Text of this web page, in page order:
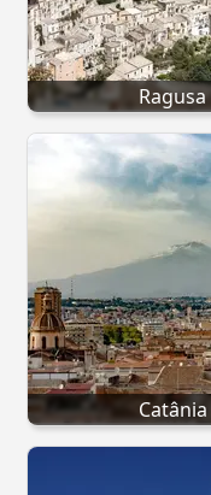
Ragusa
Catânia